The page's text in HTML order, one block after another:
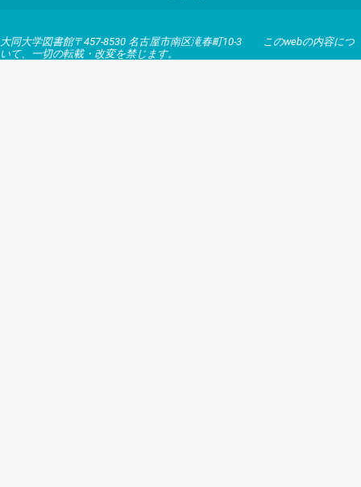
大同大学図書館〒457-8530 名古屋市南区滝春町10-3 このwebの内容につ
いて、一切の転載・改変を禁じます。